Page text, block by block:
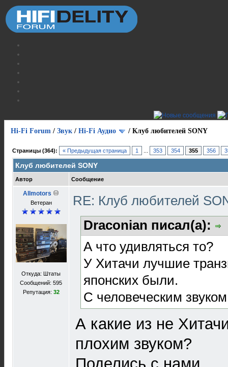
Hi-Fi Forum / Звук / Hi-Fi Аудио / Клуб любителей SONY
Страницы (364): « Предыдущая страница 1 353 354 355 356
Клуб любителей SONY
Автор Сообщение
Allmotors
Ветеран
Откуда: Штаты
Сообщений: 595
Репутация: 32
RE: Клуб любителей
Draconian писал(а):
А что удивляться то?
У Хитачи лучшие
японских были.
С человеческим
А какие из не
плохим звуком?